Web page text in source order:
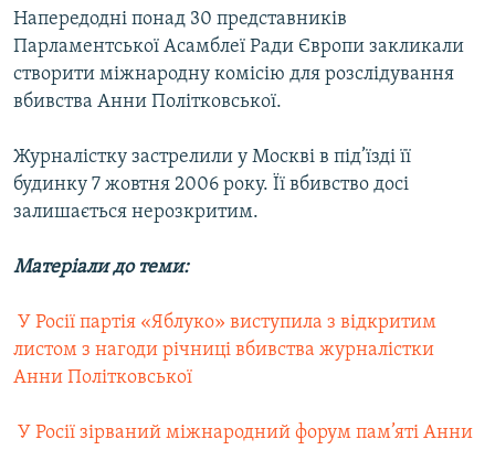
Усі сайти RFE/RL
Напередодні понад 30 представників
Парламентської Асамблеї Ради Європи закликали
створити міжнародну комісію для розслідування
вбивства Анни Політковської.
Журналістку застрелили у Москві в під’їзді її
будинку 7 жовтня 2006 року. Її вбивство досі
залишається нерозкритим.
Матеріали до теми:
 У Росії партія «Яблуко» виступила з відкритим
листом з нагоди річниці вбивства журналістки
Анни Політковської
 У Росії зірваний міжнародний форум пам’яті Анни